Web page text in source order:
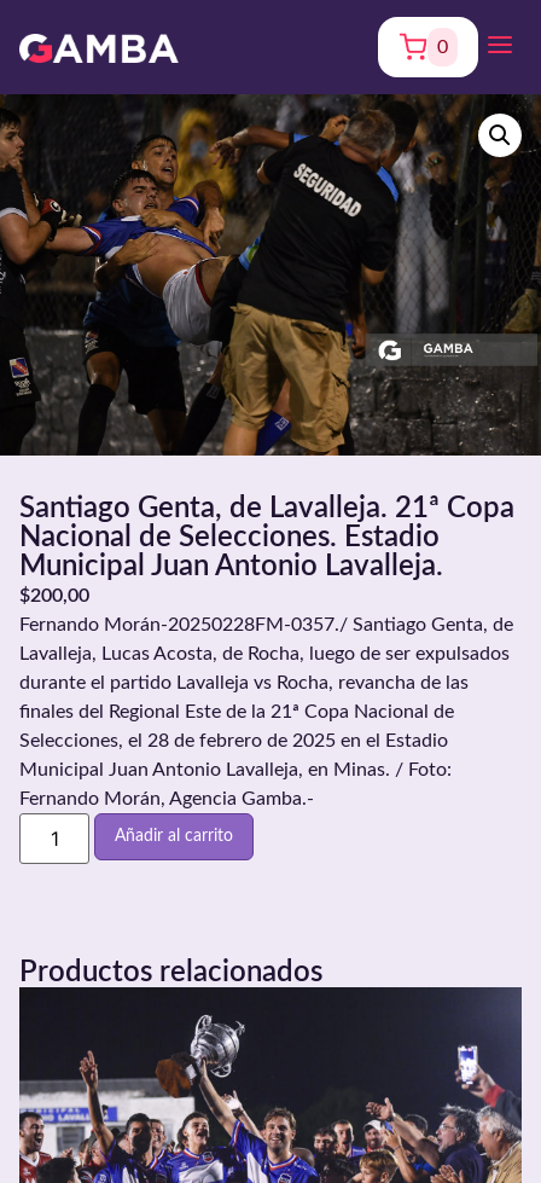
0
Santiago Genta, de Lavalleja. 21ª Copa
Nacional de Selecciones. Estadio
Municipal Juan Antonio Lavalleja.
$200,00
Fernando Morán-20250228FM-0357./ Santiago Genta, de
Lavalleja, Lucas Acosta, de Rocha, luego de ser expulsados
durante el partido Lavalleja vs Rocha, revancha de las
finales del Regional Este de la 21ª Copa Nacional de
Selecciones, el 28 de febrero de 2025 en el Estadio
Municipal Juan Antonio Lavalleja, en Minas. / Foto:
Fernando Morán, Agencia Gamba.-
Añadir al carrito
Productos relacionados